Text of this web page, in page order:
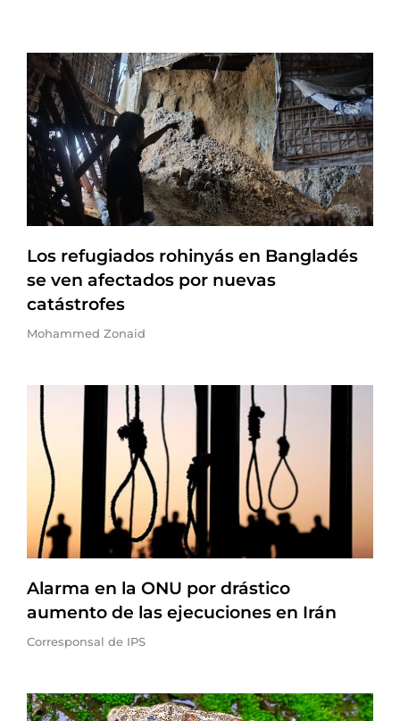
Los refugiados rohinyás en Bangladés
se ven afectados por nuevas
catástrofes
Mohammed Zonaid
Alarma en la ONU por drástico
aumento de las ejecuciones en Irán
Corresponsal de IPS